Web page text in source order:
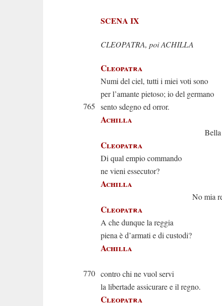
SCENA IX
CLEOPATRA, poi ACHILLA
Cleopatra
Numi del ciel, tutti i miei voti sono
per l’amante pietoso; io del germano
765 sento sdegno ed orror.
Achilla
Bella
Cleopatra
Di qual empio commando
ne vieni essecutor?
Achilla
No mia
Cleopatra
A che dunque la reggia
piena è d’armati e di custodi?
Achilla
È
770 contro chi ne vuol servi
la libertade assicurare e il regno.
Cleopatra